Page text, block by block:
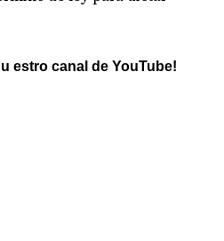
estro canal de YouTube!